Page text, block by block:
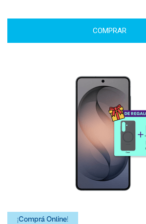
COMPRAR
¡Comprá Online!